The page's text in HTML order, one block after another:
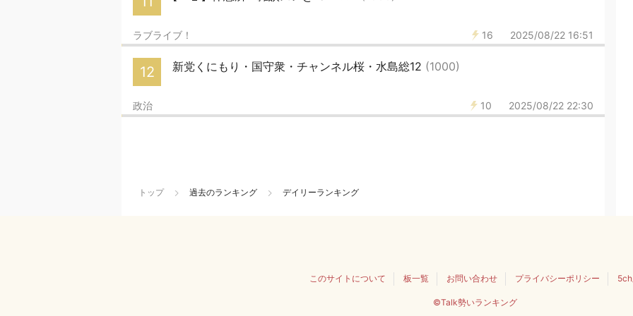
16 2025/08/22 16:51
ラブライブ！
12 新党くにもり・国守衆・チャンネル桜・水島総12 (1000)
10 2025/08/22 22:30
政治
トップ 過去のランキング デイリーランキング
このサイトについて 板一覧 お問い合わせ プライバシーポリシー
©Talk勢いランキング